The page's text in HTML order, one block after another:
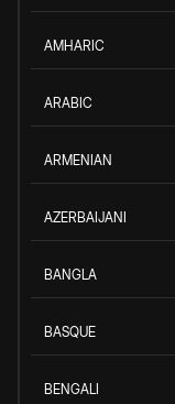
AMHARIC
ARABIC
ARMENIAN
AZERBAIJANI
BANGLA
BASQUE
BENGALI